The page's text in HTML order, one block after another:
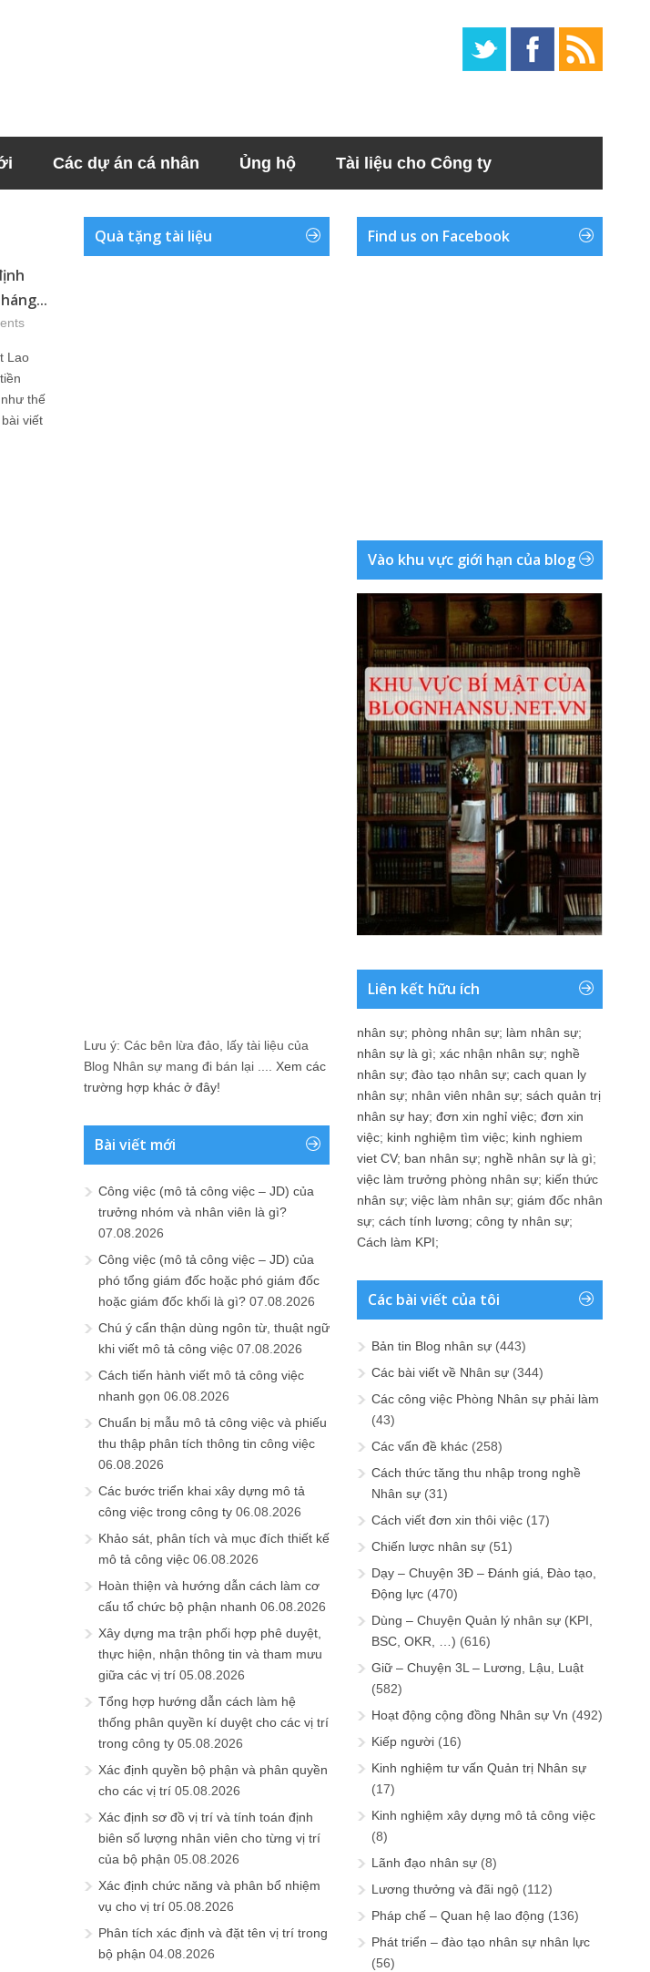
Các dự án cá nhân Ủng hộ Tài liệu cho Công ty
Lao
thế
viết
Quà tặng tài liệu
Lưu ý: Các bên lừa đảo, lấy tài liệu của
Blog Nhân sự mang đi bán lại .... Xem các
trường hợp khác ở đây!
Bài viết mới
Công việc (mô tả công việc – JD) của
trưởng nhóm và nhân viên là gì?
07.08.2026
Công việc (mô tả công việc – JD) của
phó tổng giám đốc hoặc phó giám đốc
hoặc giám đốc khối là gì? 07.08.2026
Chú ý cẩn thận dùng ngôn từ, thuật ngữ
khi viết mô tả công việc 07.08.2026
Cách tiến hành viết mô tả công việc
nhanh gọn 06.08.2026
Chuẩn bị mẫu mô tả công việc và phiếu
thu thập phân tích thông tin công việc
06.08.2026
Các bước triển khai xây dựng mô tả
công việc trong công ty 06.08.2026
Khảo sát, phân tích và mục đích thiết kế
mô tả công việc 06.08.2026
Hoàn thiện và hướng dẫn cách làm cơ
cấu tổ chức bộ phận nhanh 06.08.2026
Xây dựng ma trận phối hợp phê duyệt,
thực hiện, nhận thông tin và tham mưu
giữa các vị trí 05.08.2026
Tổng hợp hướng dẫn cách làm hệ
thống phân quyền kí duyệt cho các vị trí
trong công ty 05.08.2026
Xác định quyền bộ phận và phân quyền
cho các vị trí 05.08.2026
Xác định sơ đồ vị trí và tính toán định
biên số lượng nhân viên cho từng vị trí
của bộ phận 05.08.2026
Xác định chức năng và phân bổ nhiệm
vụ cho vị trí 05.08.2026
Phân tích xác định và đặt tên vị trí trong
bộ phận 04.08.2026
Find us on Facebook
Vào khu vực giới hạn của blog
Liên kết hữu ích
nhân sự; phòng nhân sự; làm nhân sự;
nhân sự là gì; xác nhận nhân sự; nghề
nhân sự; đào tạo nhân sự; cach quan ly
nhân sự; nhân viên nhân sự; sách quản trị
nhân sự hay; đơn xin nghỉ việc; đơn xin
việc; kinh nghiệm tìm việc; kinh nghiem
viet CV; ban nhân sự; nghề nhân sự là gì;
việc làm trưởng phòng nhân sự; kiến thức
nhân sự; việc làm nhân sự; giám đốc nhân
sự; cách tính lương; công ty nhân sự;
Cách làm KPI;
Các bài viết của tôi
Bản tin Blog nhân sự (443)
Các bài viết về Nhân sự (344)
Các công việc Phòng Nhân sự phải làm
(43)
Các vấn đề khác (258)
Cách thức tăng thu nhập trong nghề
Nhân sự (31)
Cách viết đơn xin thôi việc (17)
Chiến lược nhân sự (51)
Dạy – Chuyện 3Đ – Đánh giá, Đào tạo,
Động lực (470)
Dùng – Chuyện Quản lý nhân sự (KPI,
BSC, OKR, …) (616)
Giữ – Chuyện 3L – Lương, Lậu, Luật
(582)
Hoạt động cộng đồng Nhân sự Vn (492)
Kiếp người (16)
Kinh nghiệm tư vấn Quản trị Nhân sự
(17)
Kinh nghiệm xây dựng mô tả công việc
(8)
Lãnh đạo nhân sự (8)
Lương thưởng và đãi ngộ (112)
Pháp chế – Quan hệ lao động (136)
Phát triển – đào tạo nhân sự nhân lực
(56)